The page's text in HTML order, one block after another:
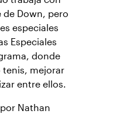
Down, pero
especiales
Especiales
donde
tenis, mejorar
entre ellos.
Nathan